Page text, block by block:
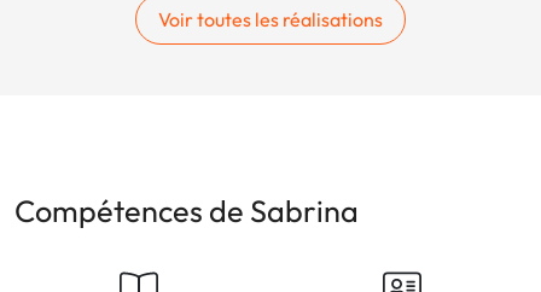
Voir toutes les réalisations
Compétences de Sabrina